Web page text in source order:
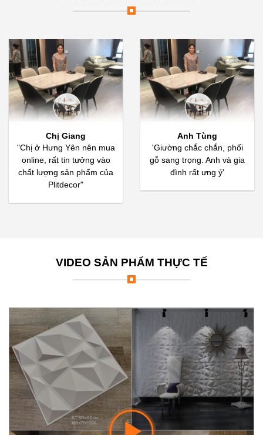
Chị Giang
"Chị ở Hưng Yên nên mua
online, rất tin tưởng vào
chất lượng sản phẩm của
Plitdecor"
Anh Tùng
'Giường chắc chắn, phối
gỗ sang trọng. Anh và gia
đình rất ưng ý'
VIDEO SẢN PHẨM THỰC TẾ